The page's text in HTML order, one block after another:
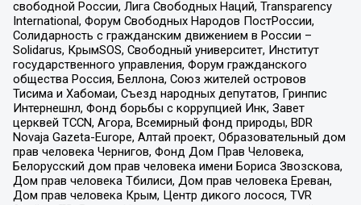
свободной России, Лига Свободных Наций, Transparеncy
International, Форум Свободных Народов ПостРоссии,
Солидарность с гражданским движением в России –
Solidarus, КрымSOS, Свободный университет, Институт
государственного управления, Форум гражданского
общества Россия, Беллона, Союз жителей островов
Тисима и Хабомаи, Съезд народных депутатов, Гринпис
Интернешнл, Фонд борьбы с коррупцией Инк, Завет
церквей TCCN, Агора, Всемирный фонд природы, BDR
Novaja Gazeta-Europe, Алтай проект, Образовательный дом
прав человека Чернигов, Фонд Дом Прав Человека,
Белорусский дом прав человека имени Бориса Звозскова,
Дом прав человека Тбилиси, Дом прав человека Ереван,
Дом прав человека Крым, Центр дикого лосося, TVR